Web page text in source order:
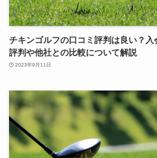
チキンゴルフの口コミ評判は良い？入
評判や他社との比較について解説
2023年9月11日